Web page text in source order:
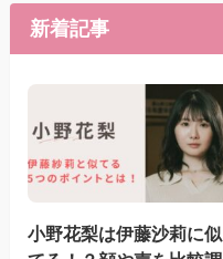
新着記事
小野花梨は伊藤沙莉に似